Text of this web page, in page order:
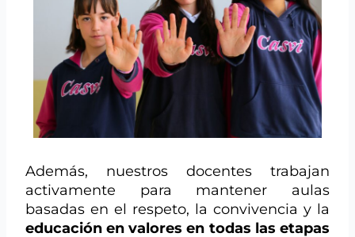
Además, nuestros docentes trabajan
activamente para mantener aulas
basadas en el respeto, la convivencia y la
educación en valores en todas las etapas